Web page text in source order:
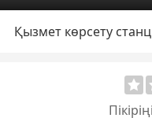
Қызмет көрсету